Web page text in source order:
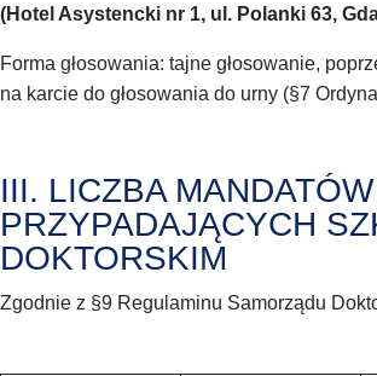
(Hotel Asystencki nr 1, ul. Polanki 63,
Forma głosowania: tajne głosowanie,
na karcie do głosowania do urny (§7
III. LICZBA MANDATÓW
PRZYPADAJĄCYCH
DOKTORSKIM
Zgodnie z §9 Regulaminu Samorządu